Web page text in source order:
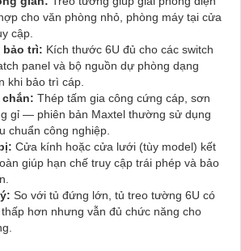
cho văn phòng nhỏ, phòng máy tại cửa
cập.
bảo trì: Kích thước 6U đủ cho các switch
panel và bộ nguồn dự phòng dạng
khi bảo trì cáp.
chắn: Thép tấm gia công cứng cáp, sơn
gỉ — phiên bản Maxtel thường sử dụng
chuẩn công nghiệp.
Cửa kính hoặc cửa lưới (tùy model) kết
giúp hạn chế truy cập trái phép và bảo
So với tủ đứng lớn, tủ treo tường 6U có
hơn nhưng vẫn đủ chức năng cho